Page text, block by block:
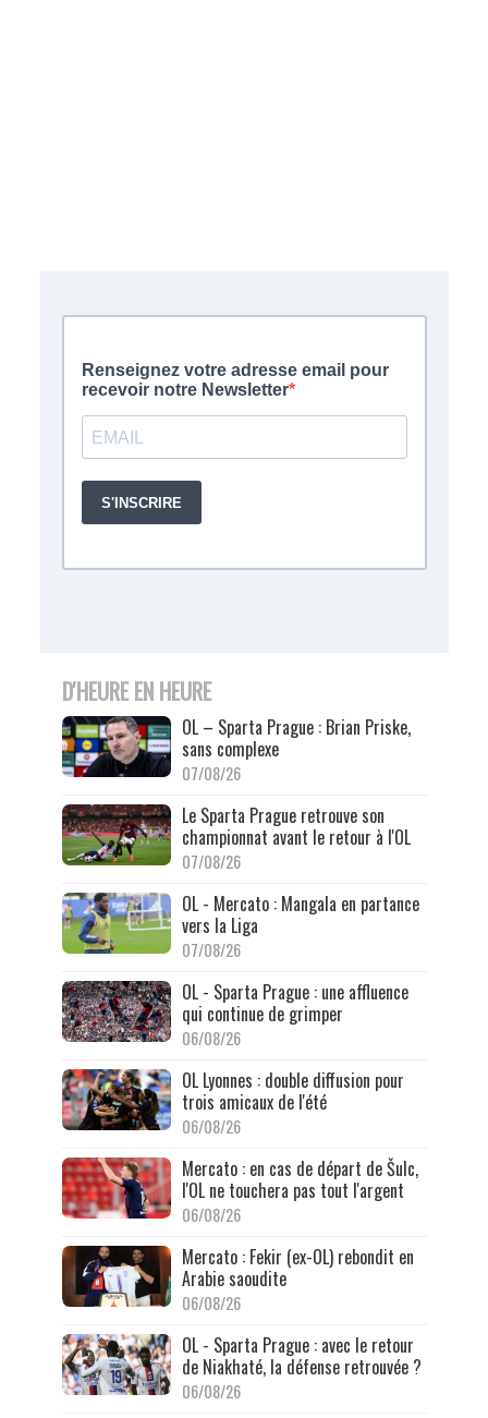
D'HEURE EN HEURE
OL – Sparta Prague : Brian Priske,
sans complexe
07/08/26
Le Sparta Prague retrouve son
championnat avant le retour à l'OL
07/08/26
OL - Mercato : Mangala en partance
vers la Liga
07/08/26
OL - Sparta Prague : une affluence
qui continue de grimper
06/08/26
OL Lyonnes : double diffusion pour
trois amicaux de l'été
06/08/26
Mercato : en cas de départ de Šulc,
l'OL ne touchera pas tout l'argent
06/08/26
Mercato : Fekir (ex-OL) rebondit en
Arabie saoudite
06/08/26
OL - Sparta Prague : avec le retour
de Niakhaté, la défense retrouvée ?
06/08/26